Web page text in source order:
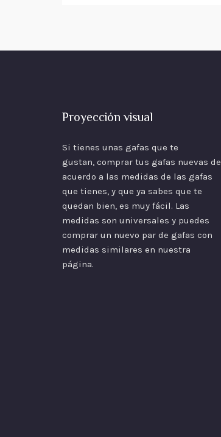
Proyección visual
Si tienes unas gafas que te
gustan, comprar tus gafas nuevas de
acuerdo a las medidas de las gafas
que tienes, y que ya sabes que te
quedan bien, es muy fácil. Las
medidas son universales y puedes
comprar un nuevo par de gafas con
medidas similares en nuestra
página.